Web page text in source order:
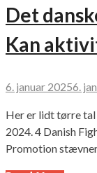
Det
Kan
6. januar 20256.
Her er lidt tørre
2024. 4 Danish
Promotion